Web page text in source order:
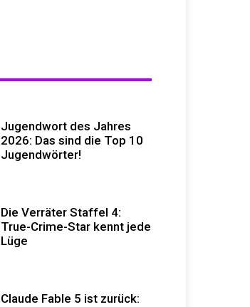
Jugendwort des Jahres
2026: Das sind die Top 10
Jugendwörter!
Die Verräter Staffel 4:
True-Crime-Star kennt jede
Lüge
Claude Fable 5 ist zurück: